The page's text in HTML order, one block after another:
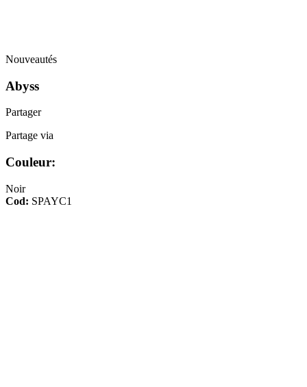
Nouveautés
Abyss
Partager
Partage via
Couleur:
Noir
Cod: SPAYC1